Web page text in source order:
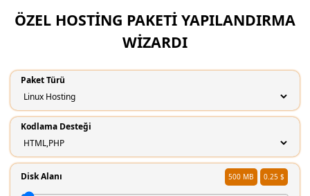
ÖZEL HOSTING PAKETI YAPILANDIRMA
WIZARDI
Paket Türü
Kodlama Desteği
Disk Alanı 500 0.25 $